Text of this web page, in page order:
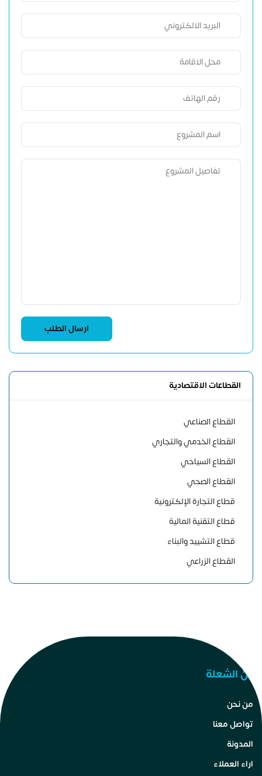
القطاعات الاقتصادية
القطاع الصناعي
القطاع الخدمي والتجاري
القطاع السياحي
القطاع الصحي
قطاع التجارة الإلكترونية
قطاع التقنية المالية
قطاع التشييد والبناء
القطاع الزراعي
عن الشعلة
من نحن
تواصل معنا
المدونة
اراء العملاء